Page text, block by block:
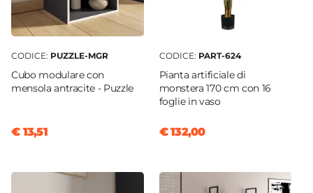
CODICE: PUZZLE-MGR
Cubo modulare con
mensola antracite - Puzzle
€ 13,51
CODICE: PART-624
Pianta artificiale di
monstera 170 cm con 16
foglie in vaso
€ 132,00